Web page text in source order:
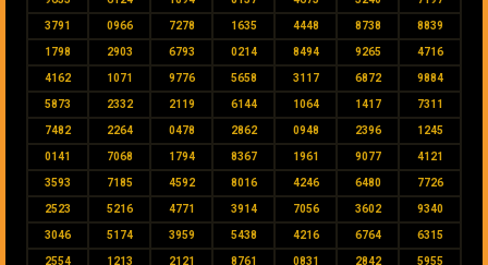
3791 0966 7278 1635 4448 8738 8839
1798 2903 6793 0214 8494 9265 4716
4162 1071 9776 5658 3117 6872 9884
5873 2332 2119 6144 1064 1417 7311
7482 2264 0478 2862 0948 2396 1245
0141 7068 1794 8367 1961 9077 4121
3593 7185 4592 8016 4246 6480 7726
2523 5216 4771 3914 7056 3602 9340
3046 5174 3959 5438 4216 6764 6315
2554 1213 2121 8761 0831 2842 5955